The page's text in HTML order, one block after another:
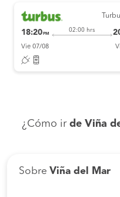
18:20 PM
02:00 hrs
Vie 07/08
¿Cómo ir de Viña
Sobre Viña del Mar